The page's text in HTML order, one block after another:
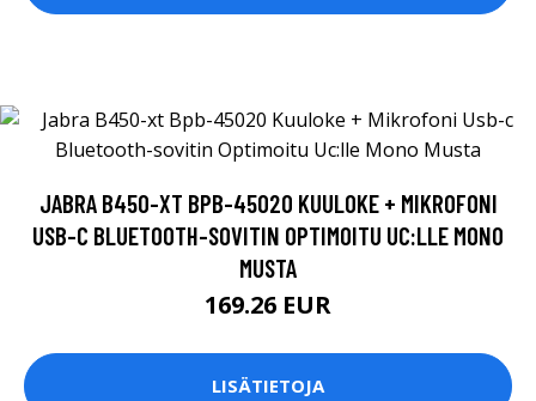
JABRA B450-XT BPB-45020 KUULOKE + MIKROFONI
USB-C BLUETOOTH-SOVITIN OPTIMOITU UC:LLE MONO
MUSTA
169.26 EUR
LISÄTIETOJA